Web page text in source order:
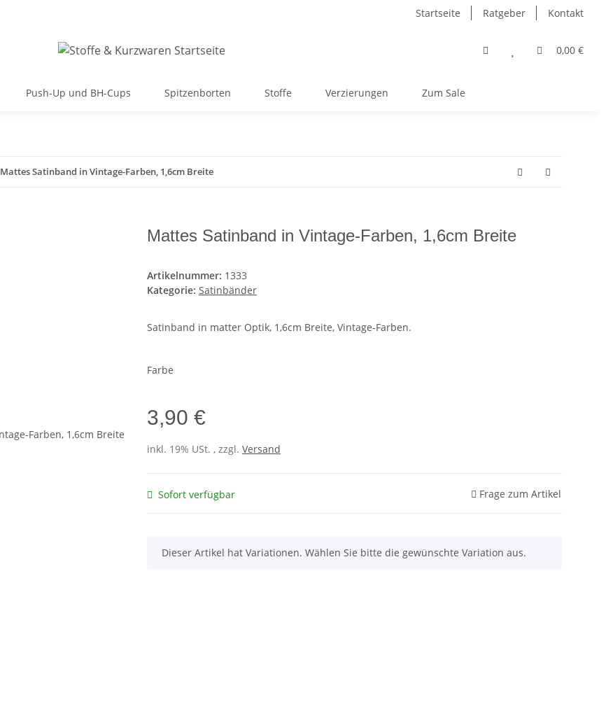
Startseite Ratgeber Kontakt
0,00 €
Push-Up und BH-Cups Spitzenborten Stoffe Verzierungen Zum Sale
Mattes Satinband in Vintage-Farben, 1,6cm Breite
Mattes Satinband in Vintage-Farben, 1,6cm Breite
Artikelnummer: 1333
Kategorie: Satinbänder
Satinband in matter Optik, 1,6cm Breite, Vintage-Farben.
Farbe
3,90 €
inkl. 19% USt. , zzgl. Versand
Sofort verfügbar Frage zum Artikel
x
Dieser Artikel hat Variationen. Wählen Sie bitte die gewünschte Variation aus.